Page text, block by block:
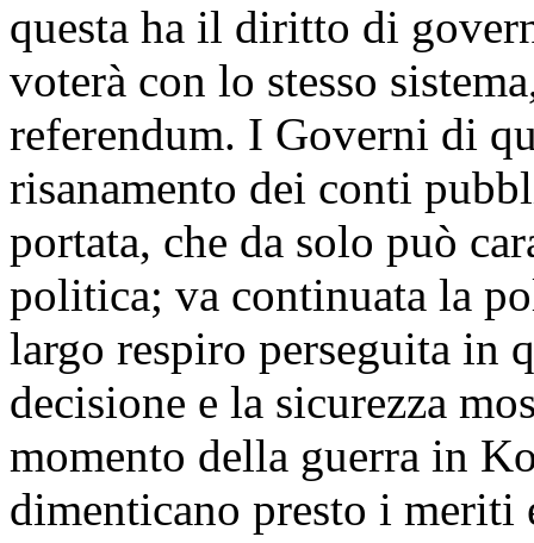
questa ha il diritto di
voterà con lo stesso
referendum. I Governi di
risanamento dei conti
portata, che da solo può
politica; va continuata la
largo respiro perseguita in
decisione e la sicurezza
momento della guerra in
dimenticano presto i